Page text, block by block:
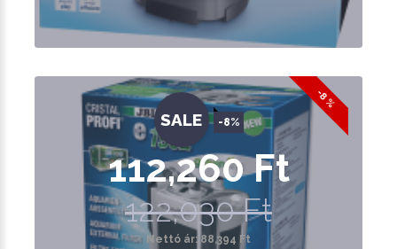
-8 %
SALE -8%
112,260 Ft
122,030 Ft
Nettó ár: 88,394 Ft